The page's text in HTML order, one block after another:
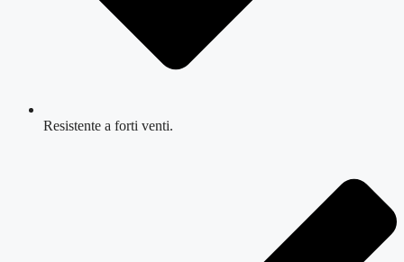
Resistente a forti venti.